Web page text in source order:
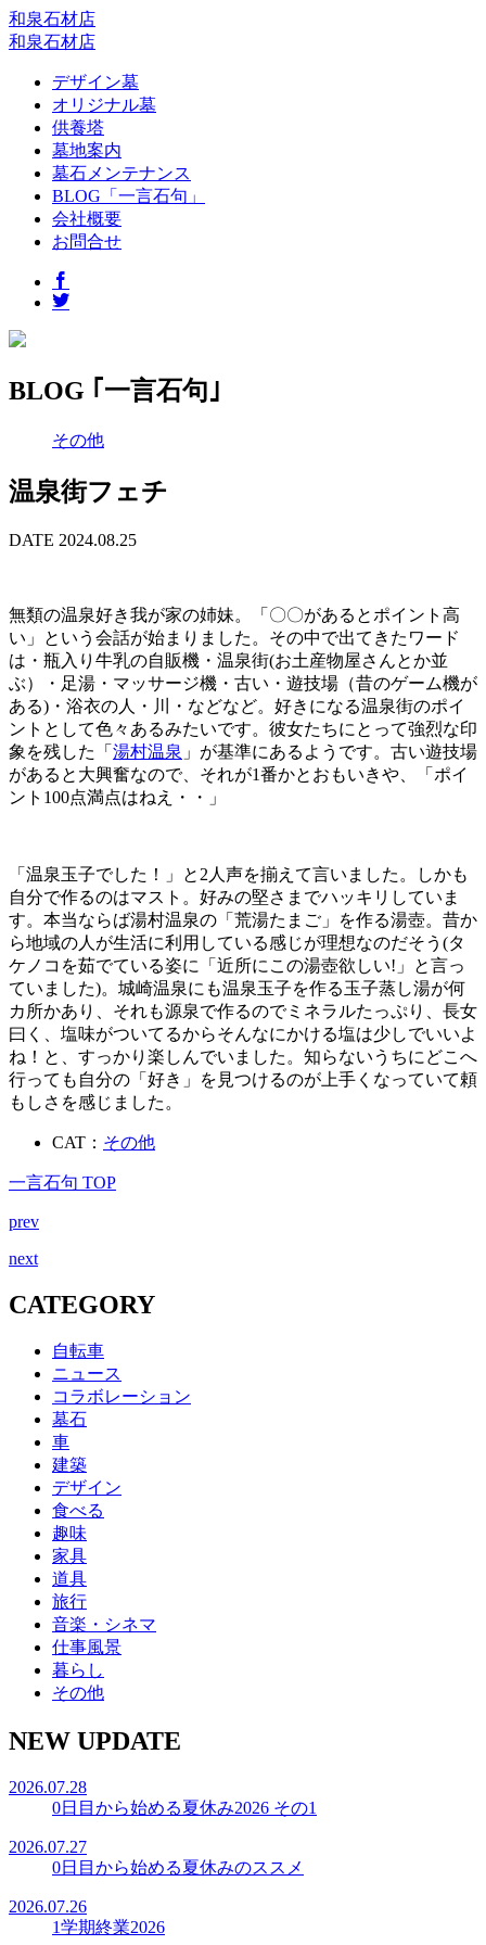
和泉石材店
和泉石材店
デザイン墓
オリジナル墓
供養塔
墓地案内
墓石メンテナンス
BLOG「一言石句」
会社概要
お問合せ
BLOG ｢一言石句｣
その他
温泉街フェチ
DATE 2024.08.25
無類の温泉好き我が家の姉妹。「〇〇があるとポイント高
い」という会話が始まりました。その中で出てきたワード
は・瓶入り牛乳の自販機・温泉街(お土産物屋さんとか並
ぶ）・足湯・マッサージ機・古い・遊技場（昔のゲーム機が
ある)・浴衣の人・川・などなど。好きになる温泉街のポイ
ントとして色々あるみたいです。彼女たちにとって強烈な印
象を残した「 湯村温泉 」が基準にあるようです。古い遊技場
があると大興奮なので、それが1番かとおもいきや、「ポイ
ント100点満点はねえ・・」
「温泉玉子でした！」と2人声を揃えて言いました。しかも
自分で作るのはマスト。好みの堅さまでハッキリしていま
す。本当ならば湯村温泉の「荒湯たまご」を作る湯壺。昔か
ら地域の人が生活に利用している感じが理想なのだそう(タ
ケノコを茹でている姿に「近所にこの湯壺欲しい!」と言っ
ていました)。城崎温泉にも温泉玉子を作る玉子蒸し湯が何
カ所かあり、それも源泉で作るのでミネラルたっぷり、長女
曰く、塩味がついてるからそんなにかける塩は少しでいいよ
ね！と、すっかり楽しんでいました。知らないうちにどこへ
行っても自分の「好き」を見つけるのが上手くなっていて頼
もしさを感じました。
CAT： その他
一言石句 TOP
prev
next
CATEGORY
自転車
ニュース
コラボレーション
墓石
車
建築
デザイン
食べる
趣味
家具
道具
旅行
音楽・シネマ
仕事風景
暮らし
その他
NEW UPDATE
2026.07.28
0日目から始める夏休み2026 その1
2026.07.27
0日目から始める夏休みのススメ
2026.07.26
1学期終業2026